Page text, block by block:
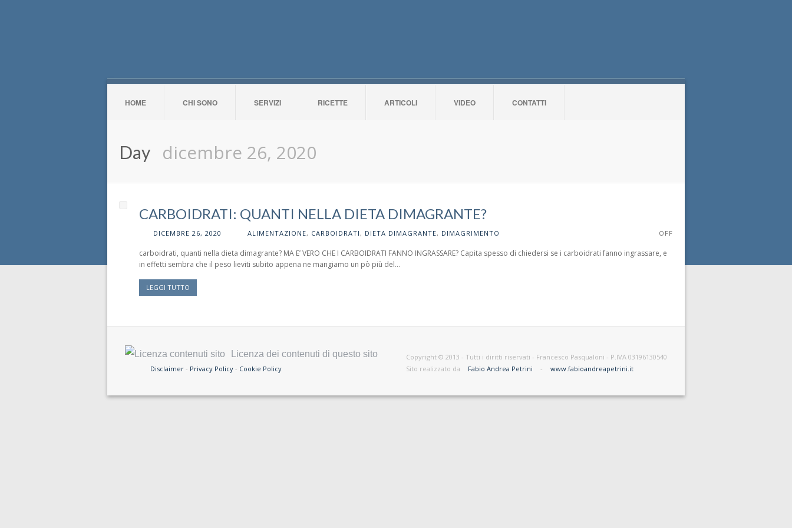
HOME CHI SONO SERVIZI RICETTE ARTICOLI VIDEO CONTATTI
Day dicembre 26, 2020
CARBOIDRATI: QUANTI NELLA DIETA DIMAGRANTE?
DICEMBRE 26, 2020 OFF
ALIMENTAZIONE, CARBOIDRATI, DIETA DIMAGRANTE, DIMAGRIMENTO
carboidrati, quanti nella dieta dimagrante? MA E’ VERO CHE I CARBOIDRATI FANNO INGRASSARE? Capita spesso di chiedersi se i carboidrati fanno ingrassare, e
in effetti sembra che il peso lieviti subito appena ne mangiamo un pò più del...
LEGGI TUTTO
Licenza dei contenuti di questo sito
Disclaimer - Privacy Policy - Cookie Policy
Copyright © 2013 - Tutti i diritti riservati - Francesco Pasqualoni - P.IVA 03196130540
Sito realizzato da
Fabio Andrea Petrini - www.fabioandreapetrini.it